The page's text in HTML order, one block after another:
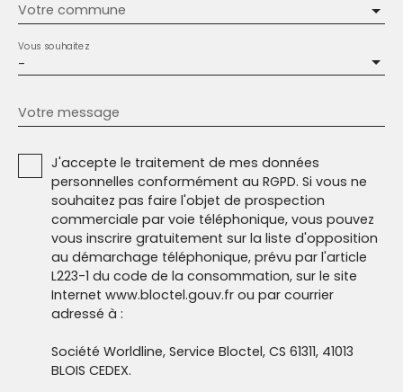
Votre commune
-
Vous souhaitez
Votre message
J'accepte le traitement de mes données
personnelles conformément au RGPD. Si vous ne
souhaitez pas faire l'objet de prospection
commerciale par voie téléphonique, vous pouvez
vous inscrire gratuitement sur la liste d'opposition
au démarchage téléphonique, prévu par l'article
L223-1 du code de la consommation, sur le site
Internet www.bloctel.gouv.fr ou par courrier
adressé à :
Société Worldline, Service Bloctel, CS 61311, 41013
BLOIS CEDEX.